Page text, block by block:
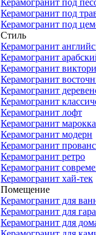
Керамогранит под
Керамогранит под
Керамогранит под
Стиль
Керамогранит
Керамогранит
Керамогранит
Керамогранит
Керамогранит
Керамогранит
Керамогранит лофт
Керамогранит
Керамогранит модерн
Керамогранит прованс
Керамогранит ретро
Керамогранит
Керамогранит хай-тек
Помещение
Керамогранит для
Керамогранит для
Керамогранит для